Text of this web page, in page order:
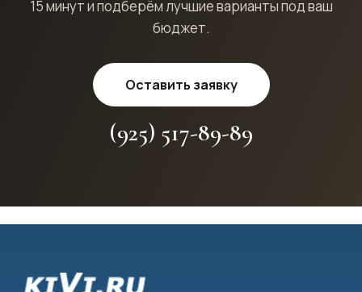
15 минут и подберём лучшие варианты под ваш
бюджет.
Оставить заявку
(925) 517-89-89